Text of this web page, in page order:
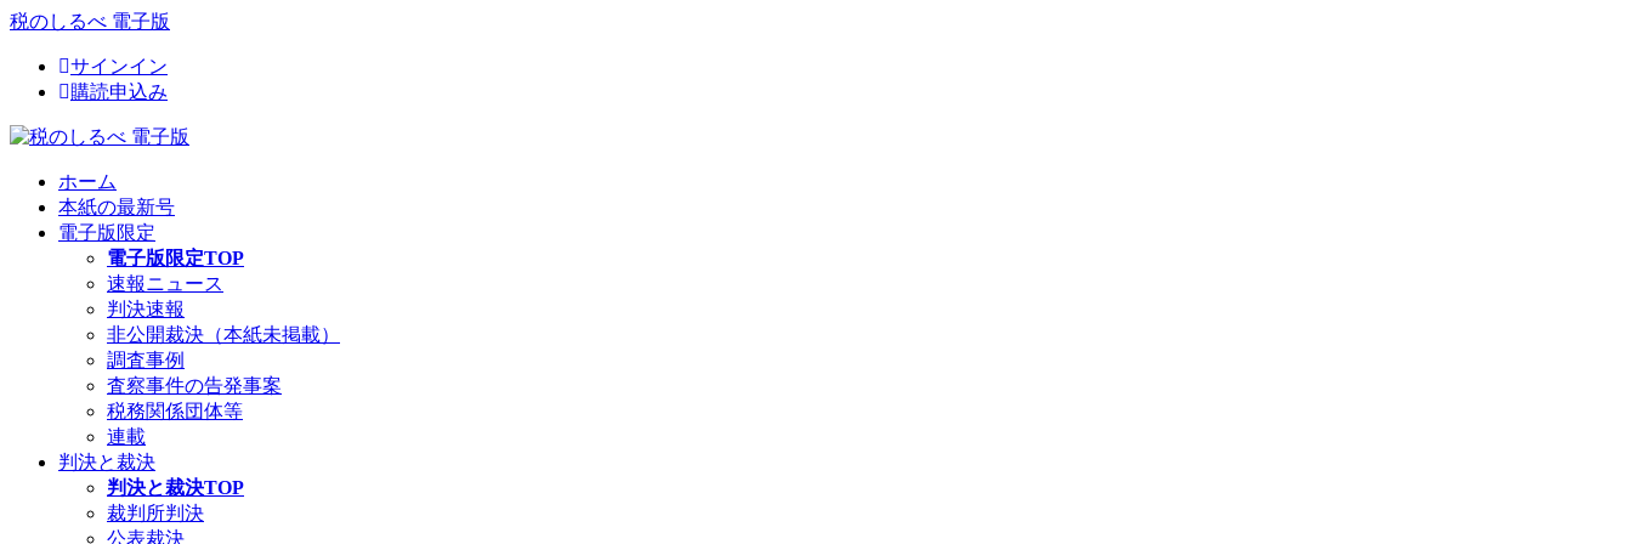
税のしるべ 電子版
サインイン
購読申込み
ホーム
本紙の最新号
電子版限定
電子版限定TOP
速報ニュース
判決速報
非公開裁決（本紙未掲載）
調査事例
査察事件の告発事案
税務関係団体等
連載
判決と裁決
判決と裁決TOP
裁判所判決
公表裁決